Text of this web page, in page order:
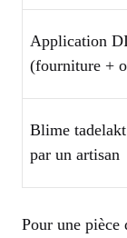
Application
(fourniture +
Blime
par un artisan
Pour une pièce